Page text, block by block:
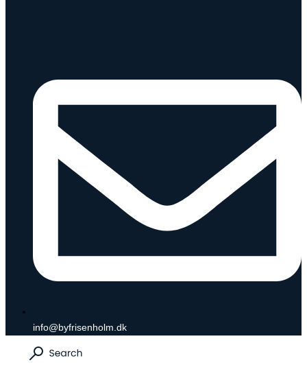
info@byfrisenholm.dk